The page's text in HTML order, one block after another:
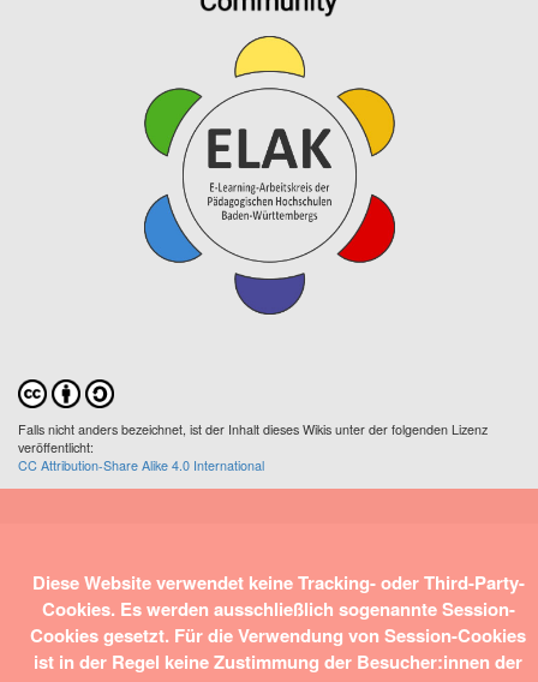
Falls nicht anders bezeichnet, ist der Inhalt dieses Wikis unter der folgenden Lizenz
veröffentlicht:
CC Attribution-Share Alike 4.0 International
Diese Website verwendet keine Tracking- oder Third-Party-
Cookies. Es werden ausschließlich sogenannte Session-
Cookies gesetzt. Für die Verwendung von Session-Cookies
ist in der Regel keine Zustimmung der Besucher:innen der